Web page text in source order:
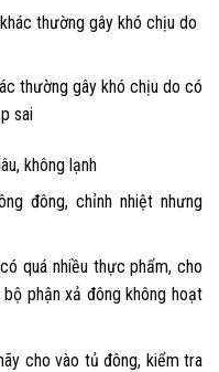
thường gây khó chịu do có
sai
không lạnh
đông, chỉnh nhiệt nhưng
quá nhiều thực phẩm, cho
phận xả đông không hoạt
cho vào tủ đông, kiểm tra